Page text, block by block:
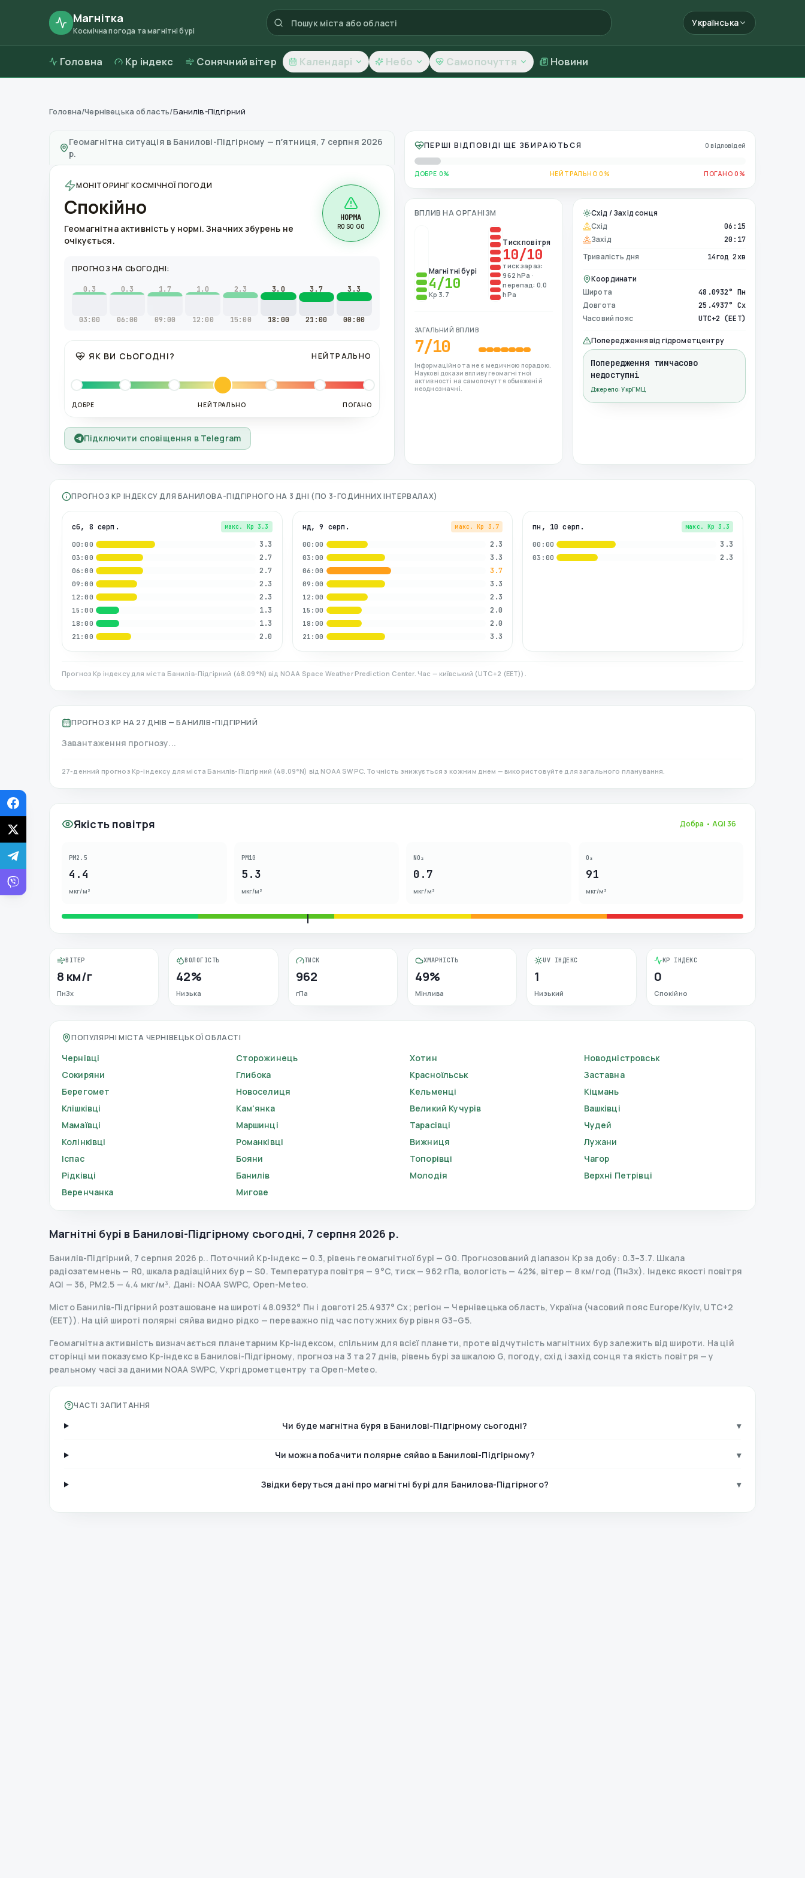
Магнітка
Космічна погода та магнітні бурі
Українська
Головна Kp індекс Сонячний вітер Календарі Небо Самопочуття Новини
Магнітні бурі в Банилові-Підгірному—погода та якість повітря
Головна/Чернівецька область/Банилів-Підгірний
Геомагнітна ситуація в Банилові-Підгірному — пʼятниця, 7 серпня 2026
р.
МОНІТОРИНГ КОСМІЧНОЇ ПОГОДИ
Спокійно
Геомагнітна активність у нормі. Значних збурень не
очікується.
НОРМА
R0 S0 G0
ПРОГНОЗ НА СЬОГОДНІ:
0.3
03:00
0.3
06:00
1.7
09:00
1.0
12:00
2.3
15:00
3.0
18:00
3.7
21:00
3.3
00:00
ЯК ВИ СЬОГОДНІ? НЕЙТРАЛЬНО
ДОБРЕ НЕЙТРАЛЬНО ПОГАНО
Підключити сповіщення в Telegram
ПЕРШІ ВІДПОВІДІ ЩЕ ЗБИРАЮТЬСЯ 0 відповідей
ДОБРЕ 0% НЕЙТРАЛЬНО 0% ПОГАНО 0%
ВПЛИВ НА ОРГАНІЗМ
Магнітні бурі
4/10
Kp 3.7
Тиск повітря
10/10
тиск зараз:
962 hPa ·
перепад: 0.0
hPa
ЗАГАЛЬНИЙ ВПЛИВ
7/10
Інформаційно та не є медичною порадою.
Наукові докази впливу геомагнітної
активності на самопочуття обмежені й
неоднозначні.
Схід / Захід сонця
Схід
06:15
Захід 20:17
Тривалість дня 14год 2хв
Координати
Широта
48.0932° Пн
Довгота 25.4937° Сх
Часовий пояс UTC+2 (EET)
Попередження від гідрометцентру
Попередження тимчасово
недоступні
Джерело: УкрГМЦ
ПРОГНОЗ KP ІНДЕКСУ ДЛЯ БАНИЛОВА-ПІДГІРНОГО НА 3 ДНІ (ПО 3-ГОДИННИХ ІНТЕРВАЛАХ)
сб, 8 серп. макс. Kp 3.3
00:00 3.3
03:00 2.7
06:00 2.7
09:00 2.3
12:00 2.3
15:00 1.3
18:00 1.3
21:00 2.0
нд, 9 серп. макс. Kp 3.7
00:00 2.3
03:00 3.3
06:00 3.7
09:00 3.3
12:00 2.3
15:00 2.0
18:00 2.0
21:00 3.3
пн, 10 серп. макс. Kp 3.3
00:00 3.3
03:00 2.3
Прогноз Kp індексу для міста Банилів-Підгірний (48.09 °N) від NOAA Space Weather Prediction Center. Час — київський (UTC+2 (EET)).
ПРОГНОЗ KP НА 27 ДНІВ — БАНИЛІВ-ПІДГІРНИЙ
Завантаження прогнозу...
27-денний прогноз Kp-індексу для міста Банилів-Підгірний (48.09°N) від NOAA SWPC. Точність знижується з кожним днем — використовуйте для загального планування.
Якість повітря Добра • AQI 36
PM2.5
4.4
мкг/м³
PM10
5.3
мкг/м³
NO₂
0.7
мкг/м³
O₃
91
мкг/м³
ВІТЕР
8 км/г
ПнЗх
ВОЛОГІСТЬ
42%
Низька
ТИСК
962
гПа
ХМАРНІСТЬ
49%
Мінлива
UV ІНДЕКС
1
Низький
KP ІНДЕКС
0
Спокійно
ПОПУЛЯРНІ МІСТА ЧЕРНІВЕЦЬКОЇ ОБЛАСТІ
Чернівці Сторожинець Хотин
Новодністровськ
Сокиряни
Глибока Красноїльськ
Заставна
Берегомет
Новоселиця Кельменці
Кіцмань
Клішківці
Кам'янка Великий Кучурів
Вашківці
Мамаївці
Маршинці Тарасівці
Чудей
Колінківці
Романківці Вижниця
Лужани
Іспас
Бояни Топорівці
Чагор
Рідківці
Банилів Молодія
Верхні Петрівці
Веренчанка
Мигове
Магнітні бурі в Банилові-Підгірному сьогодні, 7 серпня 2026 р.
Банилів-Підгірний, 7 серпня 2026 р.. Поточний Kp-індекс— 0.3, рівень геомагнітної бурі — G0. Прогнозований діапазон Kp за добу: 0.3–3.7. Шкала
радіозатемнень — R0, шкала радіаційних бур— S0. Температура повітря — 9°C, тиск — 962 гПа, вологість — 42%, вітер — 8 км/год (ПнЗх). Індекс якості повітря
AQI — 36, PM2.5 — 4.4 мкг/м³. Дані: NOAA SWPC, Open-Meteo.
Місто Банилів-Підгірний розташоване на широті 48.0932° Пн і довготі 25.4937° Сх; регіон — Чернівецька область, Україна (часовий пояс Europe/Kyiv, UTC+2
(EET)). На цій широті полярні сяйва видно рідко — переважно під час потужних бур рівня G3–G5.
Геомагнітна активність визначається планетарним Kp-індексом, спільним для всієї планети, проте відчутність магнітних бур залежить від широти. На цій
сторінці ми показуємо Kp-індекс в Банилові-Підгірному, прогноз на 3 та 27 днів, рівень бурі за шкалою G, погоду, схід і захід сонця та якість повітря — у
реальному часі за даними NOAA SWPC, Укргідрометцентру та Open-Meteo.
ЧАСТІ ЗАПИТАННЯ
Чи буде магнітна буря в Банилові-Підгірному сьогодні? ▾
Чи можна побачити полярне сяйво в Банилові-Підгірному? ▾
Звідки беруться дані про магнітні бурі для Банилова-Підгірного? ▾